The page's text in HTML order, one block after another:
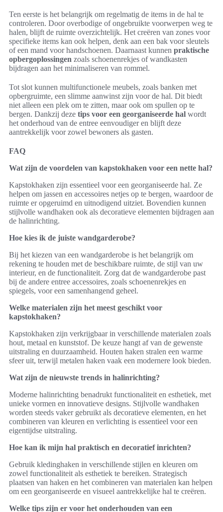
Ten eerste is het belangrijk om regelmatig de items in de hal te
controleren. Door overbodige of ongebruikte voorwerpen weg te
halen, blijft de ruimte overzichtelijk. Het creëren van zones voor
specifieke items kan ook helpen, denk aan een bak voor sleutels
of een mand voor handschoenen. Daarnaast kunnen praktische
opbergoplossingen zoals schoenenrekjes of wandkasten
bijdragen aan het minimaliseren van rommel.
Tot slot kunnen multifunctionele meubels, zoals banken met
opbergruimte, een slimme aanwinst zijn voor de hal. Dit biedt
niet alleen een plek om te zitten, maar ook om spullen op te
bergen. Dankzij deze tips voor een georganiseerde hal wordt
het onderhoud van de entree eenvoudiger en blijft deze
aantrekkelijk voor zowel bewoners als gasten.
FAQ
Wat zijn de voordelen van kapstokhaken voor een nette hal?
Kapstokhaken zijn essentieel voor een georganiseerde hal. Ze
helpen om jassen en accessoires netjes op te bergen, waardoor de
ruimte er opgeruimd en uitnodigend uitziet. Bovendien kunnen
stijlvolle wandhaken ook als decoratieve elementen bijdragen aan
de halinrichting.
Hoe kies ik de juiste wandgarderobe?
Bij het kiezen van een wandgarderobe is het belangrijk om
rekening te houden met de beschikbare ruimte, de stijl van uw
interieur, en de functionaliteit. Zorg dat de wandgarderobe past
bij de andere entree accessoires, zoals schoenenrekjes en
spiegels, voor een samenhangend geheel.
Welke materialen zijn het meest geschikt voor
kapstokhaken?
Kapstokhaken zijn verkrijgbaar in verschillende materialen zoals
hout, metaal en kunststof. De keuze hangt af van de gewenste
uitstraling en duurzaamheid. Houten haken stralen een warme
sfeer uit, terwijl metalen haken vaak een modernere look bieden.
Wat zijn de nieuwste trends in halinrichting?
Moderne halinrichting benadrukt functionaliteit en esthetiek, met
unieke vormen en innovatieve designs. Stijlvolle wandhaken
worden steeds vaker gebruikt als decoratieve elementen, en het
combineren van kleuren en verlichting is essentieel voor een
eigentijdse uitstraling.
Hoe kan ik mijn hal praktisch en decoratief inrichten?
Gebruik kledinghaken in verschillende stijlen en kleuren om
zowel functionaliteit als esthetiek te bereiken. Strategisch
plaatsen van haken en het combineren van materialen kan helpen
om een georganiseerde en visueel aantrekkelijke hal te creëren.
Welke tips zijn er voor het onderhouden van een